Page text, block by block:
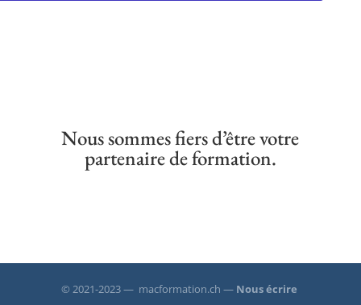
Nous sommes fiers d’être votre
partenaire de formation.
© 2021-2023 — macformation.ch — Nous écrire